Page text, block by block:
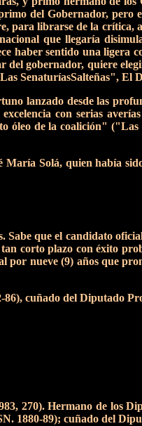
del Gobernador, pero
para librarse de la crítica,
que llegaría
haber sentido una ligera
gobernador, quiere
SenaturíasSalteñas", El
lanzado desde las
con serias
óleo de la coalición"
María Solá, quien había
que el candidato
corto plazo con éxito
por nueve (9) años que
cuñado del Diputado
270). Hermano de los
1880-89); cuñado del